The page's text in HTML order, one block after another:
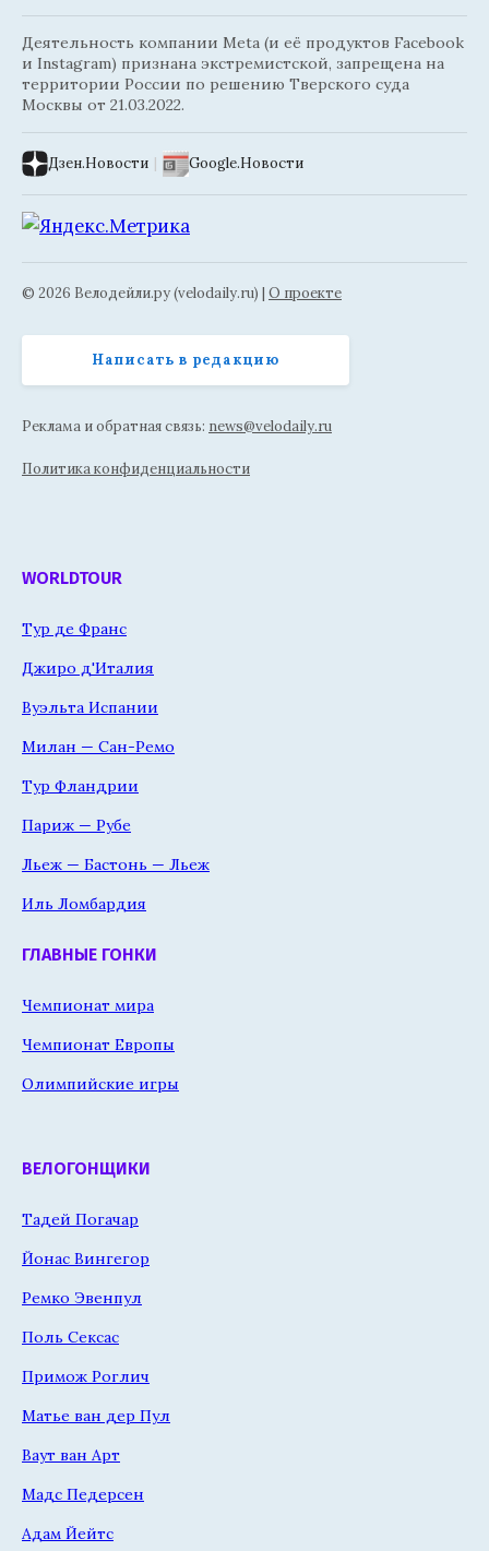
Деятельность компании Meta (и её продуктов Facebook
и Instagram) признана экстремистской, запрещена на
территории России по решению Тверского суда
Москвы от 21.03.2022.
Дзен.Новости | Google.Новости
© 2026 Велодейли.ру (velodaily.ru) | О проекте
Написать в редакцию
Реклама и обратная связь: news@velodaily.ru
Политика конфиденциальности
WORLDTOUR
Тур де Франс
Джиро д'Италия
Вуэльта Испании
Милан — Сан-Ремо
Тур Фландрии
Париж — Рубе
Льеж — Бастонь — Льеж
Иль Ломбардия
ГЛАВНЫЕ ГОНКИ
Чемпионат мира
Чемпионат Европы
Олимпийские игры
ВЕЛОГОНЩИКИ
Тадей Погачар
Йонас Вингегор
Ремко Эвенпул
Поль Сексас
Примож Роглич
Матье ван дер Пул
Ваут ван Арт
Мадс Педерсен
Адам Йейтс